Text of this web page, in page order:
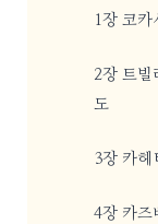
1장 코카
2장 트빌
도
3장 카헤
4장 카즈